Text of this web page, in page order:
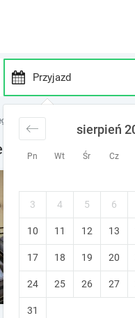
P
e
s
s
d
o
w
n
r
Pn Wt Śr Cz
sierpień
3 4 5 6
10 11 12 13
17 18 19 20
24 25 26 27
31
Śląsk
Śląskie